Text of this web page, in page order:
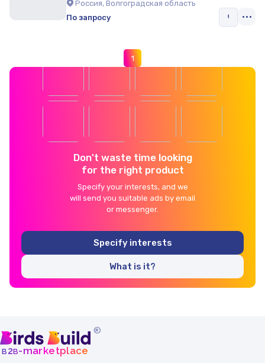
Россия, Волгоградская область
По запросу
1
Don't waste time looking
for the right product
Specify your interests, and we
will send you suitable ads by email
or messenger.
Specify interests
What is it?
®
b2b-marketplace